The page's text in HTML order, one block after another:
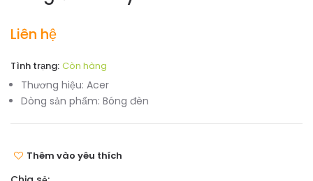
Liên hệ
Tình trạng: Còn hàng
Thương hiệu: Acer
Dòng sản phẩm: Bóng đèn
Thêm vào yêu thích